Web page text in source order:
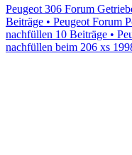
Peugeot 306 Forum
Beiträge • Peugeot Forum
nachfüllen 10 Beiträge •
nachfüllen beim 206 xs